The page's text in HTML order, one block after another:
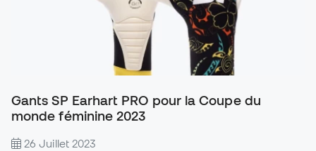
Gants SP Earhart PRO pour la Coupe du
monde féminine 2023
26 Juillet 2023